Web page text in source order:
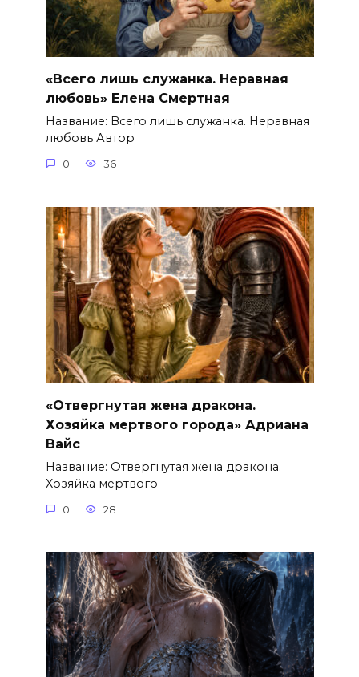
«Всего лишь служанка. Неравная
любовь» Елена Смертная
Название: Всего лишь служанка. Неравная
любовь Автор
0 36
«Отвергнутая жена дракона.
Хозяйка мертвого города» Адриана
Вайс
Название: Отвергнутая жена дракона.
Хозяйка мертвого
0 28